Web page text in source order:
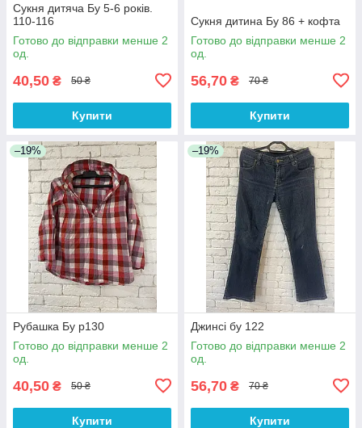
Сукня дитяча Бу 5-6 років.
110-116
Готово до відправки менше 2
од.
40,50 ₴ 50 ₴
Купити
Сукня дитина Бу 86 + кофта
Готово до відправки менше 2
од.
56,70 ₴ 70 ₴
Купити
–19%
Рубашка Бу р130
Готово до відправки менше 2
од.
40,50 ₴ 50 ₴
Купити
–19%
Джинсі бу 122
Готово до відправки менше 2
од.
56,70 ₴ 70 ₴
Купити